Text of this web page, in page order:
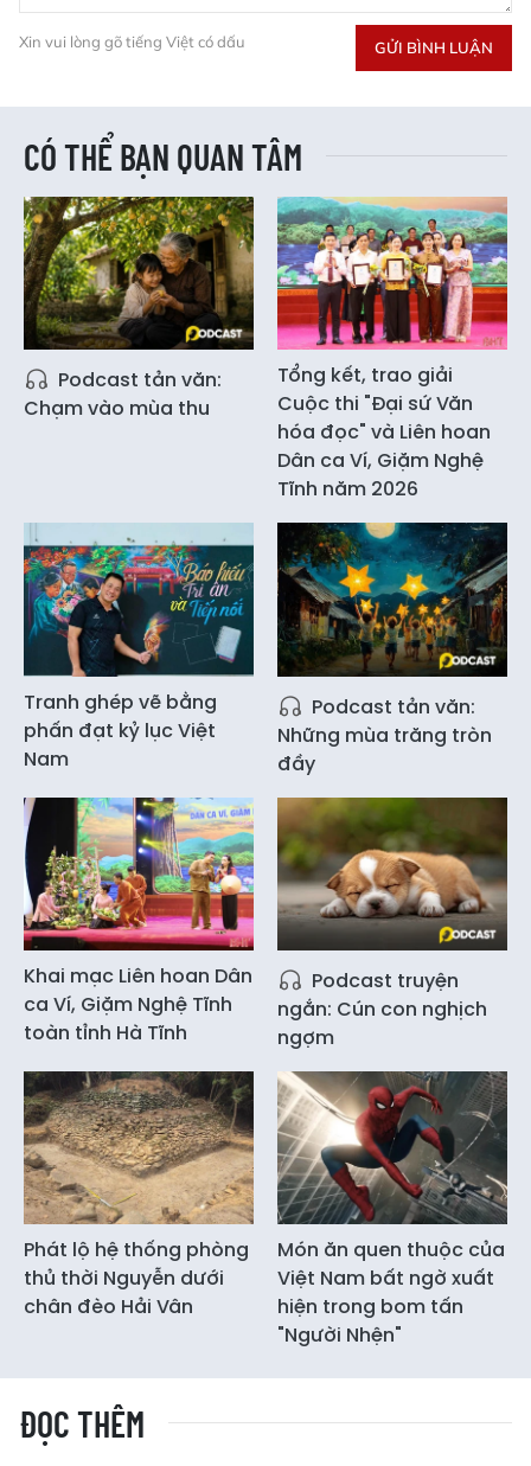
Xin vui lòng gõ tiếng Việt có dấu GỬI BÌNH LUẬN
CÓ THỂ BẠN QUAN TÂM
Podcast tản văn:
Chạm vào mùa thu
Tổng kết, trao giải
Cuộc thi "Đại sứ Văn
hóa đọc" và Liên hoan
Dân ca Ví, Giặm Nghệ
Tĩnh năm 2026
Tranh ghép vẽ bằng
phấn đạt kỷ lục Việt
Nam
Podcast tản văn:
Những mùa trăng tròn
đầy
Khai mạc Liên hoan Dân
ca Ví, Giặm Nghệ Tĩnh
toàn tỉnh Hà Tĩnh
Podcast truyện
ngắn: Cún con nghịch
ngợm
Phát lộ hệ thống phòng
thủ thời Nguyễn dưới
chân đèo Hải Vân
Món ăn quen thuộc của
Việt Nam bất ngờ xuất
hiện trong bom tấn
"Người Nhện"
ĐỌC THÊM